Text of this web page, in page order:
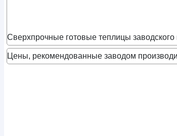
Сверхпрочные готовые теплицы заводского
Цены, рекомендованные заводом